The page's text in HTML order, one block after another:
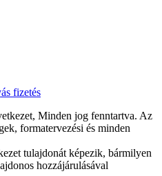
Minden jog fenntartva. Az
formatervezési és minden
tulajdonát képezik, bármilyen
hozzájárulásával